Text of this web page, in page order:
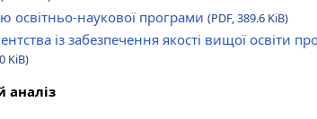
освітньо-наукової програми (PDF, 389.6 KiB)
із забезпечення якості вищої освіти
KiB)
аналіз